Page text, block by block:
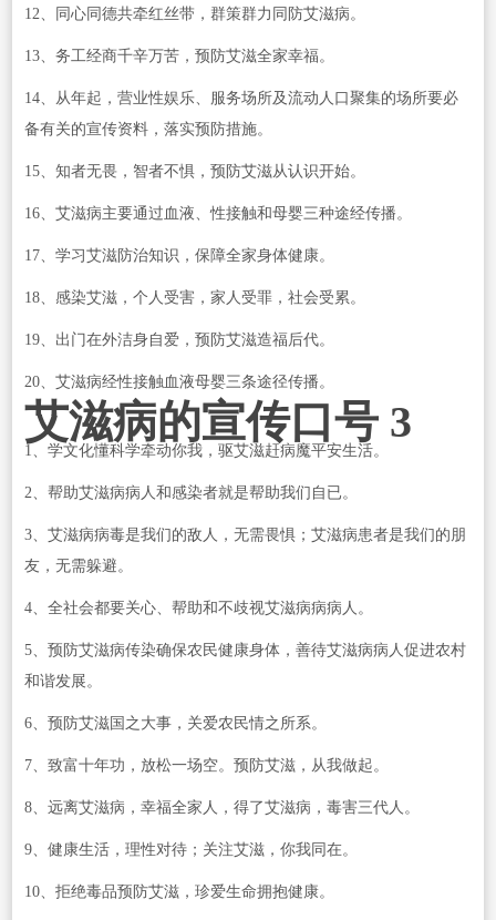
12、同心同德共牵红丝带，群策群力同防艾滋病。
13、务工经商千辛万苦，预防艾滋全家幸福。
14、从年起，营业性娱乐、服务场所及流动人口聚集的场所要必
备有关的宣传资料，落实预防措施。
15、知者无畏，智者不惧，预防艾滋从认识开始。
16、艾滋病主要通过血液、性接触和母婴三种途经传播。
17、学习艾滋防治知识，保障全家身体健康。
18、感染艾滋，个人受害，家人受罪，社会受累。
19、出门在外洁身自爱，预防艾滋造福后代。
20、艾滋病经性接触血液母婴三条途径传播。
艾滋病的宣传口号 3
1、学文化懂科学牵动你我，驱艾滋赶病魔平安生活。
2、帮助艾滋病病人和感染者就是帮助我们自已。
3、艾滋病病毒是我们的敌人，无需畏惧；艾滋病患者是我们的朋
友，无需躲避。
4、全社会都要关心、帮助和不歧视艾滋病病病人。
5、预防艾滋病传染确保农民健康身体，善待艾滋病病人促进农村
和谐发展。
6、预防艾滋国之大事，关爱农民情之所系。
7、致富十年功，放松一场空。预防艾滋，从我做起。
8、远离艾滋病，幸福全家人，得了艾滋病，毒害三代人。
9、健康生活，理性对待；关注艾滋，你我同在。
10、拒绝毒品预防艾滋，珍爱生命拥抱健康。